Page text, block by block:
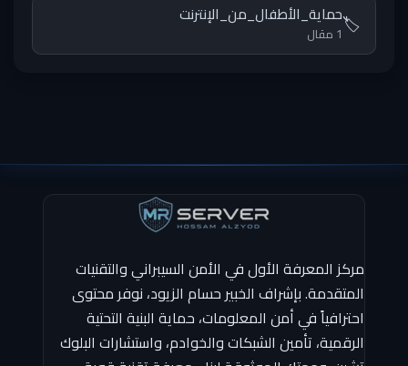
🏷️حماية_الأطفال_من_الإنترنت
1 مقال
مركز المعرفة الأول في الأمن السيبراني والتقنيات
المتقدمة. بإشراف الخبير حسام الزيود، نوفر محتوى
احترافياً في أمن المعلومات، حماية البنية التحتية
الرقمية، تأمين الشبكات والخوادم، واستشارات البلوك